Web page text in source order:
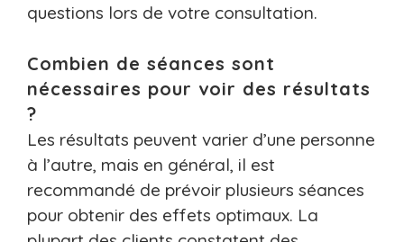
questions lors de votre consultation.
Combien de séances sont
nécessaires pour voir des résultats
?
Les résultats peuvent varier d’une personne
à l’autre, mais en général, il est
recommandé de prévoir plusieurs séances
pour obtenir des effets optimaux. La